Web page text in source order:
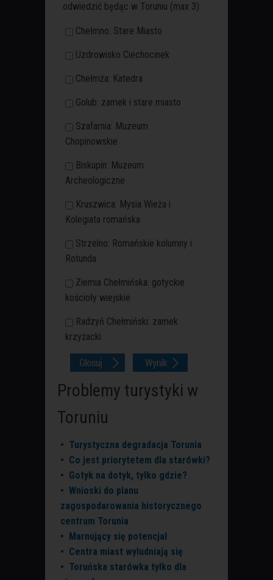
odwiedzić będąc w Toruniu (max 3):
Chełmno: Stare Miasto
Uzdrowisko Ciechocinek
Chełmża: Katedra
Golub: zamek i stare miasto
Szafarnia: Muzeum
Chopinowskie
Biskupin: Muzeum
Archeologiczne
Kruszwica: Mysia Wieża i
Kolegiata romańska
Strzelno: Romańskie kolumny i
Rotunda
Ziemia Chełmińska: gotyckie
kościoły wiejskie
Radzyń Chełmiński: zamek
krzyżacki
Problemy turystyki w
Toruniu
• Turystyczna degradacja Torunia
• Co jest priorytetem dla starówki?
• Gotyk na dotyk, tylko gdzie?
• Wnioski do planu
zagospodarowania historycznego
centrum Torunia
•
Marnujący się potencjał
• Centra miast wyludniają się
• Toruńska starówka tylko dla